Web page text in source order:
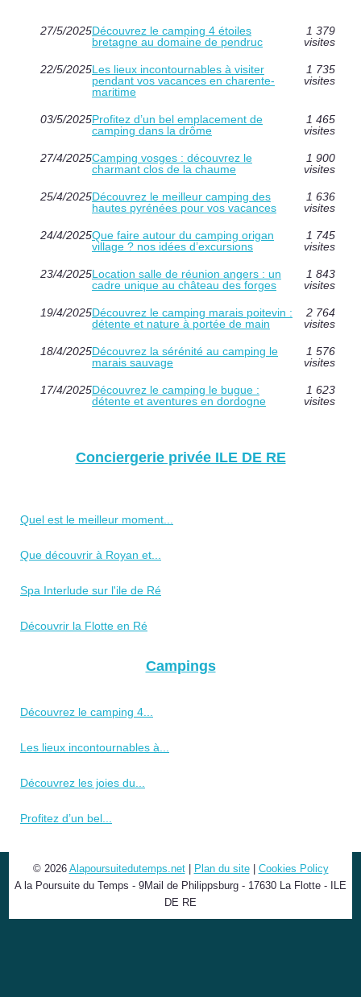
27/5/2025Découvrez le camping 4 étoiles
bretagne au domaine de pendruc
1 379
visites
22/5/2025Les lieux incontournables à visiter
pendant vos vacances en charente-
maritime
1 735
visites
03/5/2025Profitez d’un bel emplacement de
camping dans la drôme
1 465
visites
27/4/2025Camping vosges : découvrez le
charmant clos de la chaume
1 900
visites
25/4/2025Découvrez le meilleur camping des
hautes pyrénées pour vos vacances
1 636
visites
24/4/2025Que faire autour du camping origan
village ? nos idées d’excursions
1 745
visites
23/4/2025Location salle de réunion angers : un
cadre unique au château des forges
1 843
visites
19/4/2025Découvrez le camping marais poitevin :
détente et nature à portée de main
2 764
visites
18/4/2025Découvrez la sérénité au camping le
marais sauvage
1 576
visites
17/4/2025Découvrez le camping le bugue :
détente et aventures en dordogne
1 623
visites
Conciergerie privée ILE DE RE
Quel est le meilleur moment...
Que découvrir à Royan et...
Spa Interlude sur l'ile de Ré
Découvrir la Flotte en Ré
Campings
Découvrez le camping 4...
Les lieux incontournables à...
Découvrez les joies du...
Profitez d’un bel...
© 2026 Alapoursuitedutemps.net| Plan du site| Cookies Policy
A la Poursuite du Temps - 9Mail de Philippsburg - 17630 La Flotte - ILE
DE RE